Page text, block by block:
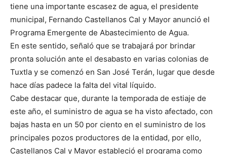
tiene una importante escasez de agua, el presidente
municipal, Fernando Castellanos Cal y Mayor anunció el
Programa Emergente de Abastecimiento de Agua.
En este sentido, señaló que se trabajará por brindar
pronta solución ante el desabasto en varias colonias de
Tuxtla y se comenzó en San José Terán, lugar que desde
hace días padece la falta del vital líquido.
Cabe destacar que, durante la temporada de estiaje de
este año, el suministro de agua se ha visto afectado, con
bajas hasta en un 50 por ciento en el suministro de los
principales pozos productores de la entidad, por ello,
Castellanos Cal y Mayor estableció el programa como